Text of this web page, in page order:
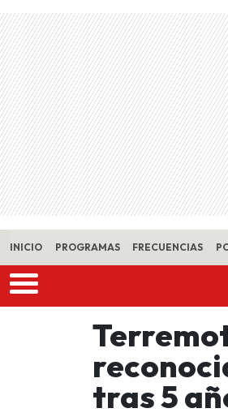
Skip to main content
INICIO PROGRAMAS FRECUENCIAS
tras 5